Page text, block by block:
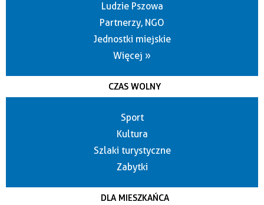
Ludzie Pszowa
Partnerzy, NGO
Jednostki miejskie
Więcej »
CZAS WOLNY
Sport
Kultura
Szlaki turystyczne
Zabytki
DLA MIESZKAŃCA